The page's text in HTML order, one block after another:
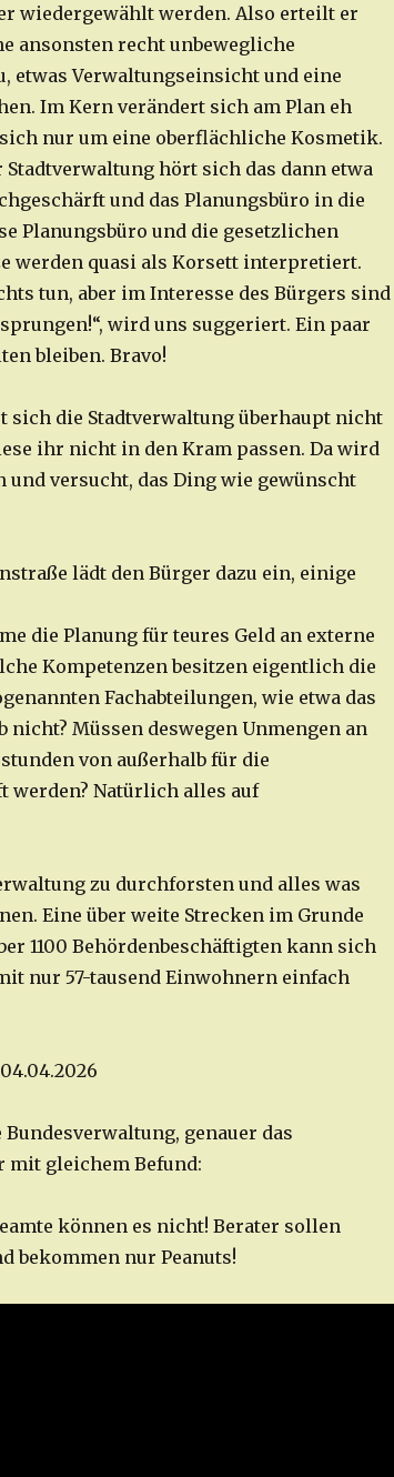
wiedergewählt werden. Also erteilt er
ansonsten recht unbewegliche
etwas Verwaltungseinsicht und eine
Im Kern verändert sich am Plan eh
nur um eine oberflächliche Kosmetik.
hört sich das dann etwa
und das Planungsbüro in die
Planungsbüro und die gesetzlichen
werden quasi als Korsett interpretiert.
tun, aber im Interesse des Bürgers sind
wird uns suggeriert. Ein paar
bleiben. Bravo!
sich die Stadtverwaltung überhaupt nicht
ihr nicht in den Kram passen. Da wird
versucht, das Ding wie gewünscht
lädt den Bürger dazu ein, einige
die Planung für teures Geld an externe
Kompetenzen besitzen eigentlich die
Fachabteilungen, wie etwa das
nicht? Müssen deswegen Unmengen an
von außerhalb für die
werden? Natürlich alles auf
zu durchforsten und alles was
Eine über weite Strecken im Grunde
1100 Behördenbeschäftigten kann sich
nur 57-tausend Einwohnern einfach
genauer das
gleichem Befund:
können es nicht! Berater sollen
bekommen nur Peanuts!